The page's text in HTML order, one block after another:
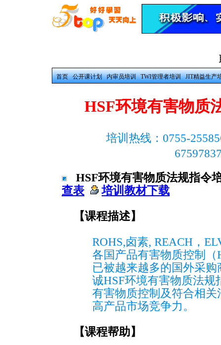
首页 公开课计划 内审员培训 TWI管理者培训 JIT精益生产
HSF环境有害物质
培训热线：0755-
HSF环境有害物质法规指令
查表
培训教材下载
【课程描述】
ROHS,卤素, REACH，
各国产品有害物质控制（
已被越来越多的国外采
诚HSF环境有害物质法
有害物质控制及符合相
高产品市场竞争力。
【课程帮助】